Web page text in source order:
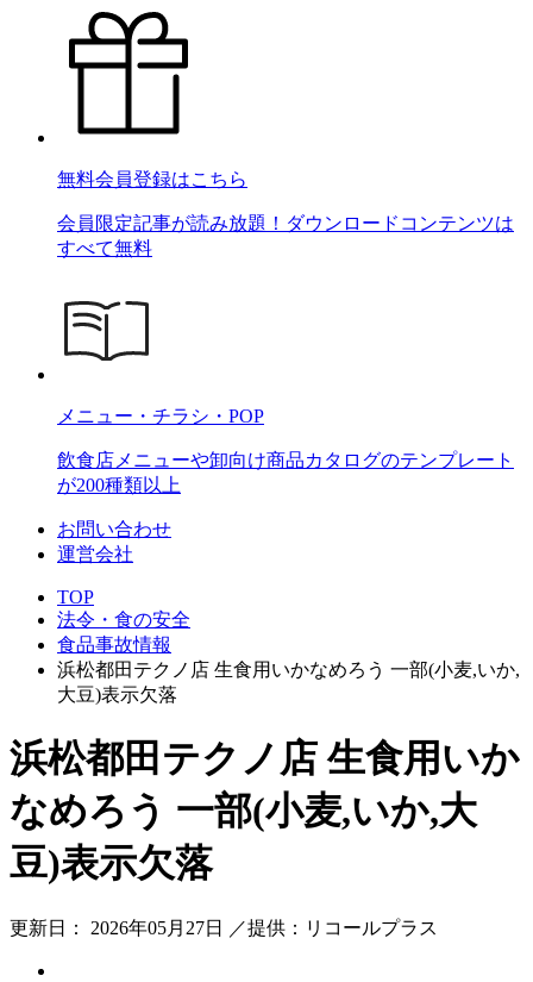
無料会員登録はこちら
会員限定記事が読み放題！ダウンロードコンテンツは
すべて無料
メニュー・チラシ・POP
飲食店メニューや卸向け商品カタログのテンプレート
が200種類以上
お問い合わせ
運営会社
TOP
法令・食の安全
食品事故情報
浜松都田テクノ店 生食用いかなめろう 一部(小麦,いか,
大豆)表示欠落
浜松都田テクノ店 生食用いか
なめろう 一部(小麦,いか,大
豆)表示欠落
更新日： 2026年05月27日 ／提供：リコールプラス